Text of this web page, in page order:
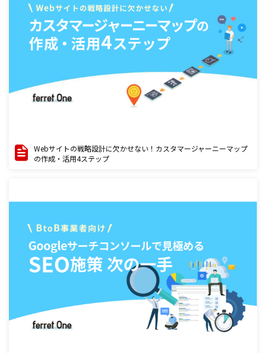
Webサイトの戦略設計に欠かせない！カスタマージャーニーマップ
の作成・活用4ステップ